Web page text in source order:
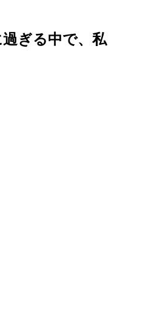
ぎる中で、私